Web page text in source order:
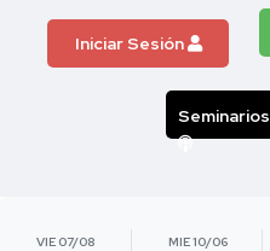
Iniciar Sesión
Seminarios
VIE 07/08 MIE 10/06